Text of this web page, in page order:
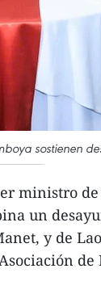
sostienen
ministro
un
y de